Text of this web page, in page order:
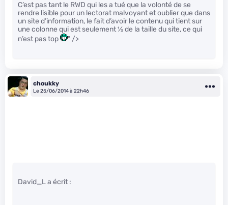
C’est pas tant le RWD qui les a tué que la volonté de se
rendre lisible pour un lectorat malvoyant et oublier que dans
un site d’information, le fait d’avoir le contenu qui tient sur
une colonne qui est seulement1⁄3de la taille du site, ce qui
n’est pas top
" />
choukky
Le 25/06/2014 à 22h46
David_L a écrit :